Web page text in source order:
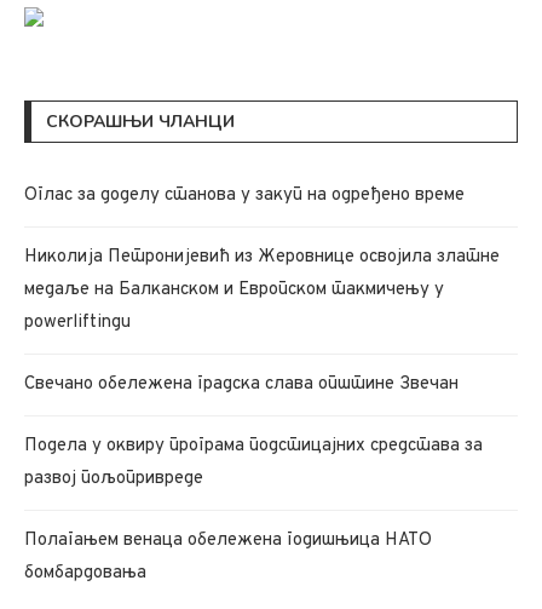
СКОРАШЊИ ЧЛАНЦИ
Oглас за доделу станова у закуп на одређено време
Николија Петронијевић из Жеровнице освојила златне
медаље на Балканском и Европском такмичењу у
powerliftingu
Свечано обележена градска слава општине Звечан
Подела у оквиру програма подстицајних средстава за
развој пољопривреде
Полагањем венаца обележена годишњица НАТО
бомбардовања